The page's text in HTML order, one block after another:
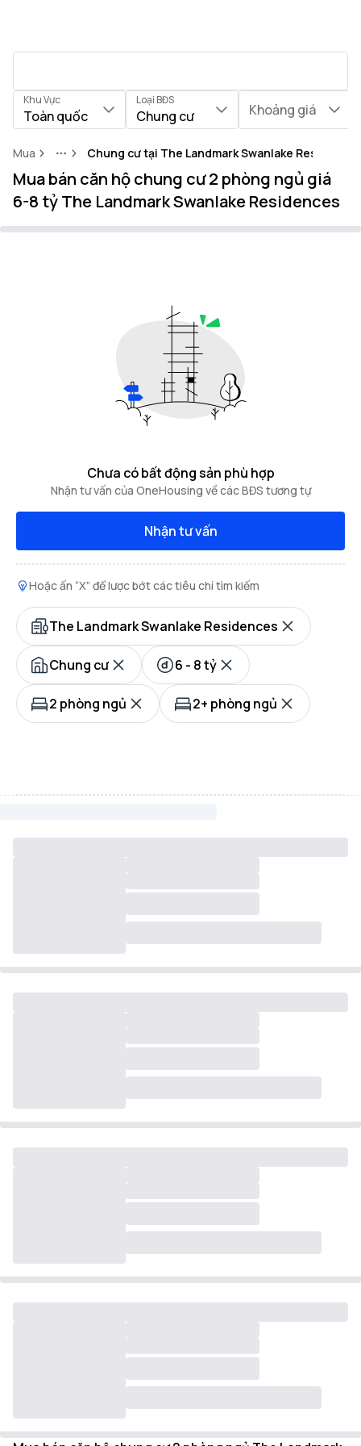
Khu Vực
Toàn quốc
Loại BĐS
Chung cư Khoảng giá
Mua MoreChung cư tại The Landmark Swanlake Residences
Mua bán căn hộ chung cư 2 phòng ngủ giá
6-8 tỷ The Landmark Swanlake Residences
Chưa có bất động sản phù hợp
Nhận tư vấn của OneHousing về các BĐS tương tự
Nhận tư vấn
Hoặc ấn “X” để lược bớt các tiêu chí tìm kiếm
The Landmark Swanlake Residences
Chung cư 6 - 8 tỷ
2 phòng ngủ 2+ phòng ngủ